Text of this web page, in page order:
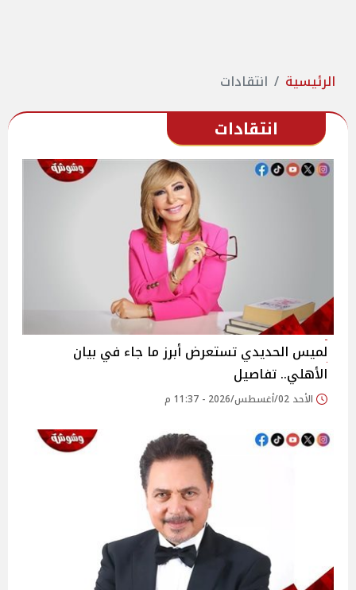
الرئيسية انتقادات
انتقادات
لميس الحديدي تستعرض أبرز ما جاء في بيان
الأهلي.. تفاصيل
الأحد 02/أغسطس/2026 - 11:37 م